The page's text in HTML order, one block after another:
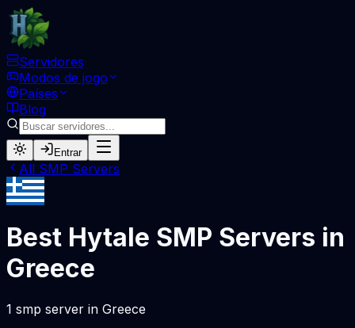
Servidores
Modos de jogo
Países
Blog
Entrar
All SMP Servers
Best Hytale SMP Servers in
Greece
1 smp server in Greece